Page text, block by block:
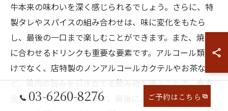
牛本来の味わいを深く感じられるでしょう。さらに、特
製タレやスパイスの組み合わせは、味に変化をもたら
し、最後の一口まで楽しむことができます。また、焼肉
に合わせるドリンクも重要な要素です。アルコール類だ
けでなく、店特製のノンアルコールカクテルやお茶な
ど、焼肉の旨みを引き立てる飲み物を選ぶことで、食事
全体のバランスが整います。最後に、店の雰囲気やスタ
03-6260-8276 ご予約はこちら